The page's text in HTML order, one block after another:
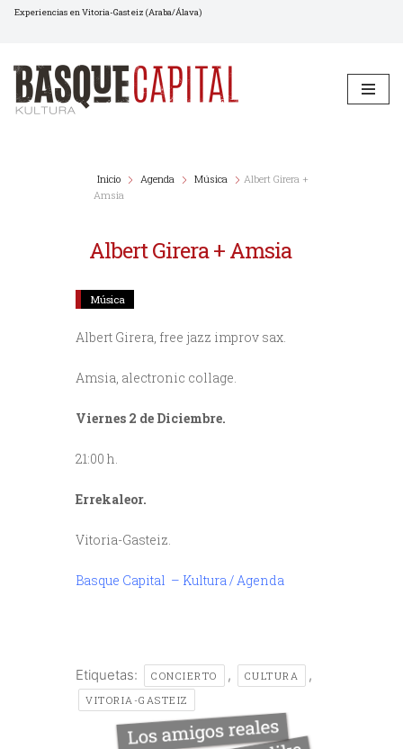
al
contenido
Experiencias en Vitoria-Gasteiz (Araba/Álava)
Inicio Agenda Música
Albert Girera +
Amsia
Albert Girera + Amsia
Música
Albert Girera, free jazz improv sax.
Amsia, alectronic collage.
Viernes 2 de Diciembre.
21:00 h.
Errekaleor.
Vitoria-Gasteiz.
Basque Capital – Kultura / Agenda
Etiquetas: CONCIERTO , CULTURA ,
VITORIA-GASTEIZ